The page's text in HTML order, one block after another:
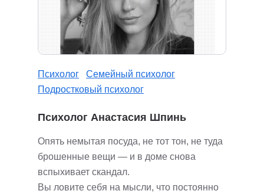
Психолог
Семейный психолог
Подростковый психолог
Психолог Анастасия Шпинь
Опять немытая посуда, не тот тон, не туда
брошенные вещи — и в доме снова
вспыхивает скандал.
Вы ловите себя на мысли, что постоянно